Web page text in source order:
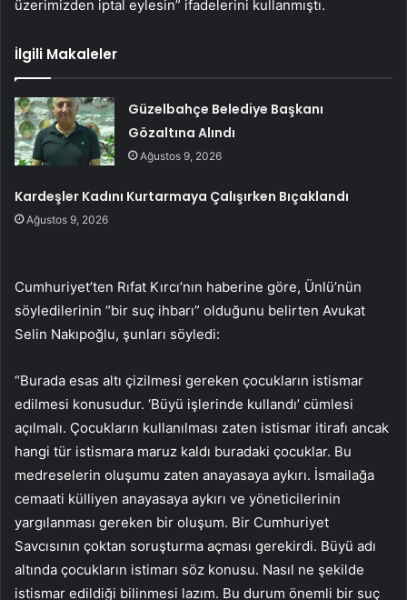
üzerimizden iptal eylesin” ifadelerini kullanmıştı.
İlgili Makaleler
Güzelbahçe Belediye Başkanı
Gözaltına Alındı
Ağustos 9, 2026
Kardeşler Kadını Kurtarmaya Çalışırken Bıçaklandı
Ağustos 9, 2026
Cumhuriyet’ten Rıfat Kırcı’nın haberine göre, Ünlü’nün
söyledilerinin “bir suç ihbarı” olduğunu belirten Avukat
Selin Nakıpoğlu, şunları söyledi:
“Burada esas altı çizilmesi gereken çocukların istismar
edilmesi konusudur. ‘Büyü işlerinde kullandı’ cümlesi
açılmalı. Çocukların kullanılması zaten istismar itirafı ancak
hangi tür istismara maruz kaldı buradaki çocuklar. Bu
medreselerin oluşumu zaten anayasaya aykırı. İsmailağa
cemaati külliyen anayasaya aykırı ve yöneticilerinin
yargılanması gereken bir oluşum. Bir Cumhuriyet
Savcısının çoktan soruşturma açması gerekirdi. Büyü adı
altında çocukların istimarı söz konusu. Nasıl ne şekilde
istismar edildiği bilinmesi lazım. Bu durum önemli bir suç